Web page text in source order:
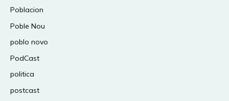
Poblacion
Poble Nou
poblo novo
PodCast
politica
postcast